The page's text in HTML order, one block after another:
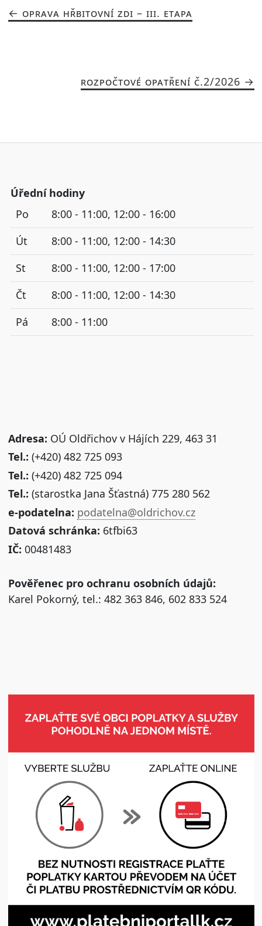
OPRAVA HŘBITOVNÍ ZDI – III. ETAPA
ROZPOČTOVÉ OPATŘENÍ Č.2/2026
Úřední hodiny
Po
8:00 - 11:00, 12:00 - 16:00
Út
8:00 - 11:00, 12:00 - 14:30
St
8:00 - 11:00, 12:00 - 17:00
Čt
8:00 - 11:00, 12:00 - 14:30
Pá
8:00 - 11:00
Adresa: OÚ Oldřichov v Hájích 229, 463 31
Tel.: (+420) 482 725 093
Tel.: (+420) 482 725 094
Tel.: (starostka Jana Šťastná) 775 280 562
e-podatelna: podatelna@oldrichov.cz
Datová schránka: 6tfbi63
IČ: 00481483
Pověřenec pro ochranu osobních údajů:
Karel Pokorný, tel.: 482 363 846, 602 833 524